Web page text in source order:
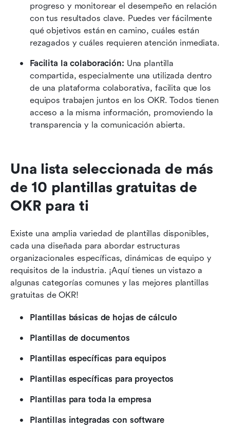
progreso y monitorear el desempeño en relación
con tus resultados clave. Puedes ver fácilmente
qué objetivos están en camino, cuáles están
rezagados y cuáles requieren atención inmediata.
Facilita la colaboración: Una plantilla
compartida, especialmente una utilizada dentro
de una plataforma colaborativa, facilita que los
equipos trabajen juntos en los OKR. Todos tienen
acceso a la misma información, promoviendo la
transparencia y la comunicación abierta.
Una lista seleccionada de más
de 10 plantillas gratuitas de
OKR para ti
Existe una amplia variedad de plantillas disponibles,
cada una diseñada para abordar estructuras
organizacionales específicas, dinámicas de equipo y
requisitos de la industria. ¡Aquí tienes un vistazo a
algunas categorías comunes y las mejores plantillas
gratuitas de OKR!
Plantillas básicas de hojas de cálculo
Plantillas de documentos
Plantillas específicas para equipos
Plantillas específicas para proyectos
Plantillas para toda la empresa
Plantillas integradas con software